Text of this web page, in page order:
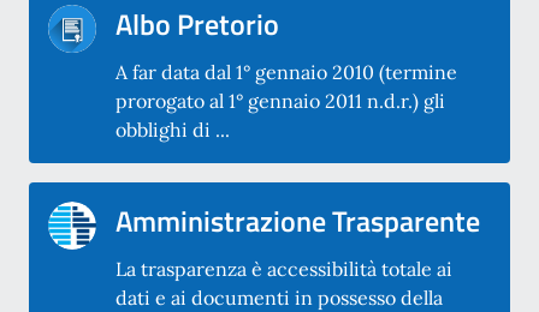
Albo Pretorio
A far data dal 1° gennaio 2010 (termine
prorogato al 1° gennaio 2011 n.d.r.) gli
obblighi di ...
Amministrazione Trasparente
La trasparenza è accessibilità totale ai
dati e ai documenti in possesso della